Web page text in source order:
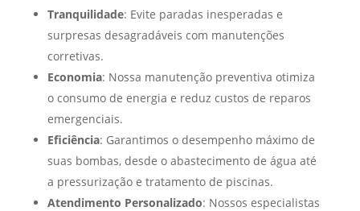
Tranquilidade: Evite paradas inesperadas e
surpresas desagradáveis com manutenções
corretivas.
Economia: Nossa manutenção preventiva otimiza
o consumo de energia e reduz custos de reparos
emergenciais.
Eficiência: Garantimos o desempenho máximo de
suas bombas, desde o abastecimento de água até
a pressurização e tratamento de piscinas.
Atendimento Personalizado: Nossos especialistas